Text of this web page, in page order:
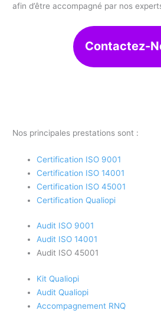
afin d’être accompagné par nos
Contactez-
Nos principales prestations sont :
Certification ISO 9001
Certification ISO 14001
Certification ISO 45001
Certification Qualiopi
Audit ISO 9001
Audit ISO 14001
Audit ISO 45001
Kit Qualiopi
Audit Qualiopi
Accompagnement RNQ